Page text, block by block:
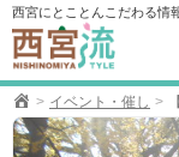
コ
ン
テ
ン
ツ
へ
西宮にとことんこだわる情
イベント・催し